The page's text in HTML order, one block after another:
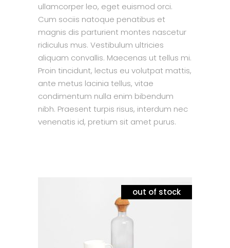
ullamcorper leo, eget euismod orci.
Cum sociis natoque penatibus et
magnis dis parturient montes nascetur
ridiculus mus. Vestibulum ultricies
aliquam convallis. Maecenas ut tellus mi.
Proin tincidunt, lectus eu volutpat mattis,
ante metus lacinia tellus, vitae
condimentum nulla enim bibendum
nibh. Praesent turpis risus, interdum nec
venenatis id, pretium sit amet purus.
out of stock